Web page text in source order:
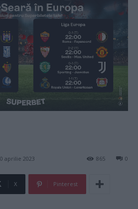
aprilie 2023 0
865
X Pinterest